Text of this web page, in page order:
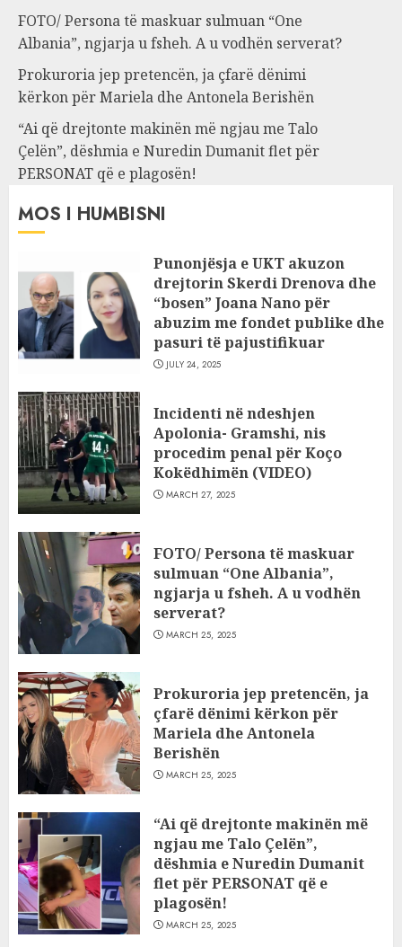
FOTO/ Persona të maskuar sulmuan “One
Albania”, ngjarja u fsheh. A u vodhën serverat?
Prokuroria jep pretencën, ja çfarë dënimi
kërkon për Mariela dhe Antonela Berishën
“Ai që drejtonte makinën më ngjau me Talo
Çelën”, dëshmia e Nuredin Dumanit flet për
PERSONAT që e plagosën!
MOS I HUMBISNI
Punonjësja e UKT akuzon
drejtorin Skerdi Drenova dhe
“bosen” Joana Nano për
abuzim me fondet publike dhe
pasuri të pajustifikuar
JULY 24, 2025
Incidenti në ndeshjen
Apolonia- Gramshi, nis
procedim penal për Koço
Kokëdhimën (VIDEO)
MARCH 27, 2025
FOTO/ Persona të maskuar
sulmuan “One Albania”,
ngjarja u fsheh. A u vodhën
serverat?
MARCH 25, 2025
Prokuroria jep pretencën, ja
çfarë dënimi kërkon për
Mariela dhe Antonela
Berishën
MARCH 25, 2025
“Ai që drejtonte makinën më
ngjau me Talo Çelën”,
dëshmia e Nuredin Dumanit
flet për PERSONAT që e
plagosën!
MARCH 25, 2025